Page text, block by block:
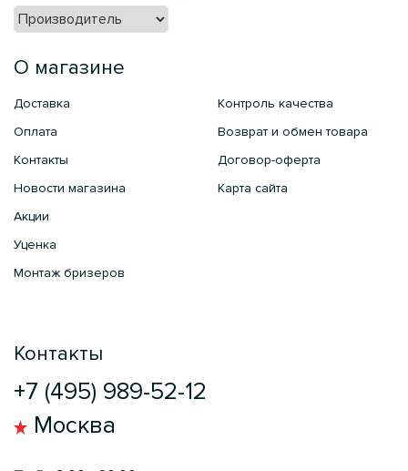
О магазине
Доставка
Оплата
Контакты
Новости магазина
Акции
Уценка
Монтаж бризеров
Контроль качества
Возврат и обмен товара
Договор-оферта
Карта сайта
Контакты
+7 (495) 989-52-12
Москва